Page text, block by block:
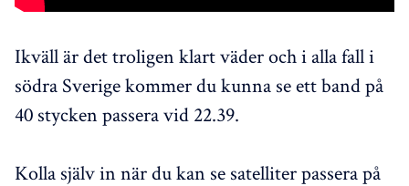
Ikväll är det troligen klart väder och i alla fall i
södra Sverige kommer du kunna se ett band på
40 stycken passera vid 22.39.
Kolla själv in när du kan se satelliter passera på